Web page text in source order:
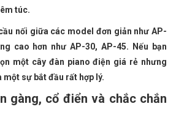
túc.
nối giữa các model đơn giản như AP-
cao hơn như AP-30, AP-45. Nếu bạn
một cây đàn piano điện giá rẻ nhưng
một sự bắt đầu rất hợp lý.
gàng, cổ điển và chắc chắn